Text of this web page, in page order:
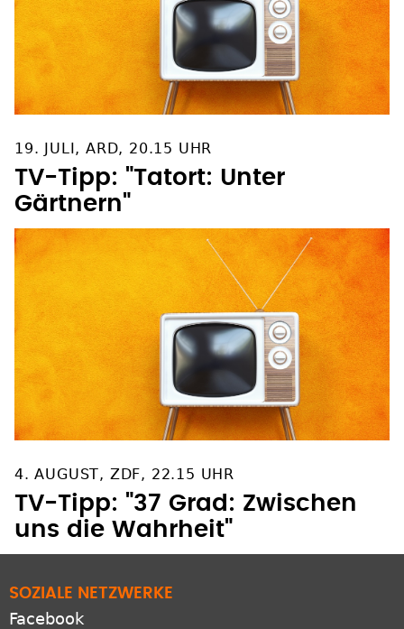
19. JULI, ARD, 20.15 UHR
TV-Tipp: "Tatort: Unter
Gärtnern"
4. AUGUST, ZDF, 22.15 UHR
TV-Tipp: "37 Grad: Zwischen
uns die Wahrheit"
SOZIALE NETZWERKE
Facebook